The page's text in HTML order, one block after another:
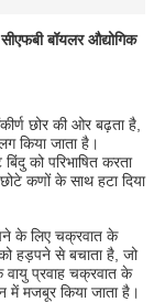
बॉयलर औद्योगिक
छोर की ओर बढ़ता है,
किया जाता है।
को परिभाषित करता
कणों के साथ हटा दिया
के लिए चक्रवात के
को हड़पने से बचाता है, जो
वायु प्रवाह चक्रवात के
में मजबूर किया जाता है।